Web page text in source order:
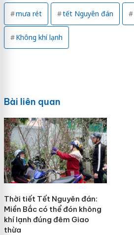
mưa rét tết Nguyên đán
Không khí lạnh
Bài liên quan
Thời tiết Tết Nguyên đán:
Miền Bắc có thể đón không
khí lạnh đúng đêm Giao
thừa